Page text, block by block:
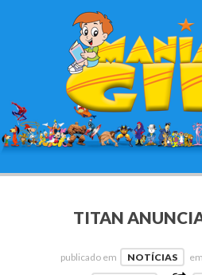
TITAN
publicado em NOTÍCIAS em